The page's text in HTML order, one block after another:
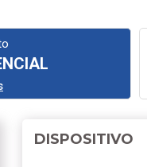
DISPOSITIVO